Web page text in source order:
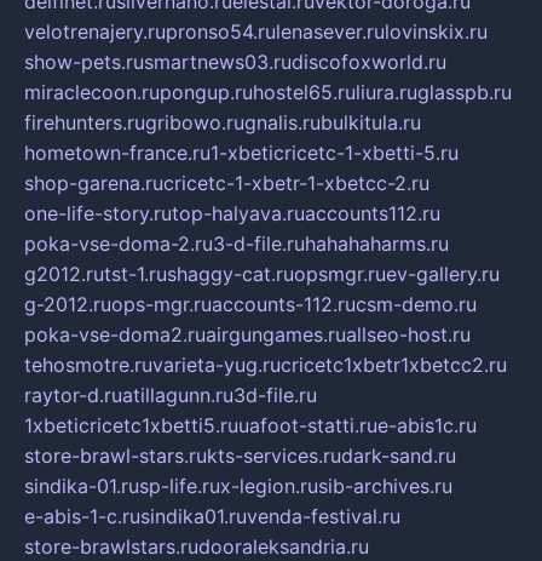
velotrenajery.rupronso54.rulenasever.rulovinskix.ru
show-pets.rusmartnews03.rudiscofoxworld.ru
miraclecoon.rupongup.ruhostel65.ruliura.ruglasspb.ru
firehunters.rugribowo.rugnalis.rubulkitula.ru
hometown-france.ru1-xbeticricetc-1-xbetti-5.ru
shop-garena.rucricetc-1-xbetr-1-xbetcc-2.ru
one-life-story.rutop-halyava.ruaccounts112.ru
poka-vse-doma-2.ru3-d-file.ruhahahaharms.ru
g2012.rutst-1.rushaggy-cat.ruopsmgr.ruev-gallery.ru
g-2012.ruops-mgr.ruaccounts-112.rucsm-demo.ru
poka-vse-doma2.ruairgungames.ruallseo-host.ru
tehosmotre.ruvarieta-yug.rucricetc1xbetr1xbetcc2.ru
raytor-d.ruatillagunn.ru3d-file.ru
1xbeticricetc1xbetti5.ruuafoot-statti.rue-abis1c.ru
store-brawl-stars.rukts-services.rudark-sand.ru
sindika-01.rusp-life.rux-legion.rusib-archives.ru
e-abis-1-c.rusindika01.ruvenda-festival.ru
store-brawlstars.rudooraleksandria.ru